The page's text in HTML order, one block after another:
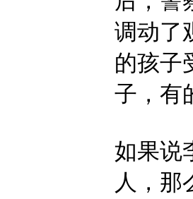
调动了
的孩子
子，有
如果说
人，那